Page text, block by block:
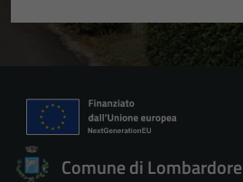
Comune di Lombardore